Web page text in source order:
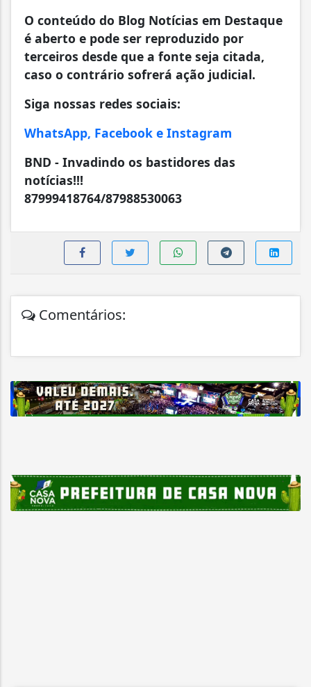
O conteúdo do Blog Notícias em Destaque
é aberto e pode ser reproduzido por
terceiros desde que a fonte seja citada,
caso o contrário sofrerá ação judicial.
Siga nossas redes sociais:
WhatsApp, Facebook e Instagram
BND - Invadindo os bastidores das
notícias!!!
87999418764/87988530063
Comentários: